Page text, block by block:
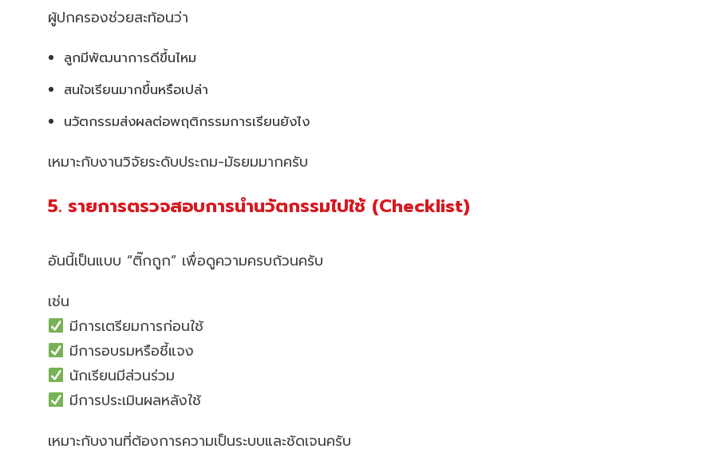
ผู้ปกครองช่วยสะท้อนว่า
ลูกมีพัฒนาการดีขึ้นไหม
สนใจเรียนมากขึ้นหรือเปล่า
นวัตกรรมส่งผลต่อพฤติกรรมการเรียนยังไง
เหมาะกับงานวิจัยระดับประถม-มัธยมมากครับ
5. รายการตรวจสอบการนำนวัตกรรมไปใช้ (Checklist)
อันนี้เป็นแบบ “ติ๊กถูก” เพื่อดูความครบถ้วนครับ
เช่น
มีการเตรียมการก่อนใช้
มีการอบรมหรือชี้แจง
นักเรียนมีส่วนร่วม
มีการประเมินผลหลังใช้
เหมาะกับงานที่ต้องการความเป็นระบบและชัดเจนครับ